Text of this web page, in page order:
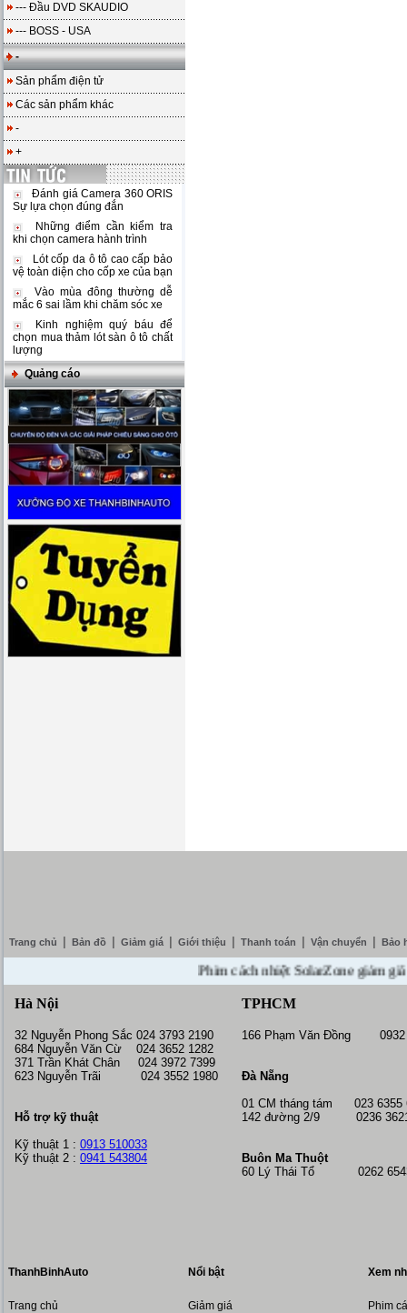
--- Đầu DVD SKAUDIO
--- BOSS - USA
-
Sản phẩm điện tử
Các sản phẩm khác
-
+
Đánh giá Camera 360 ORIS
Sự lựa chọn đúng đắn
Những điểm cần kiểm tra
khi chọn camera hành trình
Lót cốp da ô tô cao cấp bảo
vệ toàn diện cho cốp xe của bạn
Vào mùa đông thường dễ
mắc 6 sai lầm khi chăm sóc xe
Kinh nghiệm quý báu để
chọn mua thảm lót sàn ô tô chất
lượng
Quảng cáo
Trang chủ Bản đồ Giảm giá Giới thiệu Thanh toán Vận chuyển Bảo
Phim cách nhiệt SolarZone giảm giá
Hà Nội
32 Nguyễn Phong Sắc 024 3793 2190
684 Nguyễn Văn Cừ 024 3652 1282
371 Trần Khát Chân 024 3972 7399
623 Nguyễn Trãi 024 3552 1980
Hỗ trợ kỹ thuật
Kỹ thuật 1 : 0913 510033
Kỹ thuật 2 : 0941 543804
TPHCM
166 Phạm Văn Đồng 0932
Đà Nẵng
01 CM tháng tám 023 6355
142 đường 2/9 0236
Buôn Ma Thuột
60 Lý Thái Tổ 0262
ThanhBinhAuto
Trang chủ
Nổi bật
Giảm giá
Xem
Phim